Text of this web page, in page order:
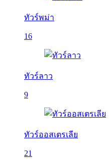
ทัวร์พม่า
16
ทัวร์ลาว
9
ทัวร์ออสเตรเลีย
21